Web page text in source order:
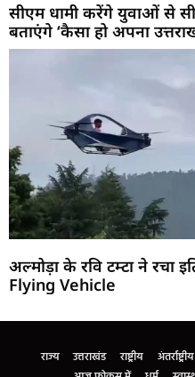
सीएम धामी करेंगे युवाओं से
बताएंगे ‘कैसा हो अपना
अल्मोड़ा के रवि टम्टा ने रचा
Flying Vehicle
राज्य उत्तराखंड राष्ट्रीय अंतर्राष्ट्रीय